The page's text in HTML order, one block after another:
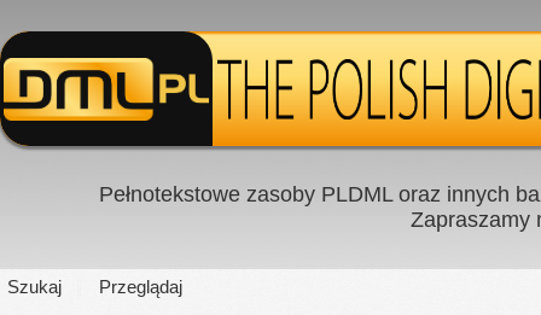
Pełnotekstowe zasoby PLDML oraz innych
Zapraszamy
Szukaj Przeglądaj